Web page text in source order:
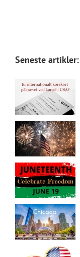
Seneste artikler: